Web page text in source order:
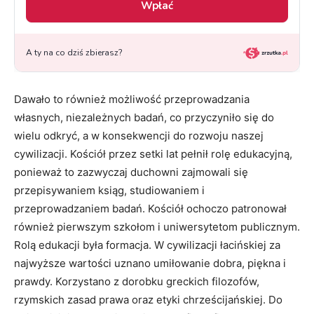
Dawało to również możliwość przeprowadzania
własnych, niezależnych badań, co przyczyniło się do
wielu odkryć, a w konsekwencji do rozwoju naszej
cywilizacji. Kościół przez setki lat pełnił rolę edukacyjną,
ponieważ to zazwyczaj duchowni zajmowali się
przepisywaniem ksiąg, studiowaniem i
przeprowadzaniem badań. Kościół ochoczo patronował
również pierwszym szkołom i uniwersytetom publicznym.
Rolą edukacji była formacja. W cywilizacji łacińskiej za
najwyższe wartości uznano umiłowanie dobra, piękna i
prawdy. Korzystano z dorobku greckich filozofów,
rzymskich zasad prawa oraz etyki chrześcijańskiej. Do